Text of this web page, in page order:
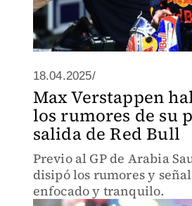
18.04.2025/
Max Verstappen
los rumores de su
salida de Red Bull
Previo al GP de Arabia
disipó los rumores y
enfocado y tranquilo.